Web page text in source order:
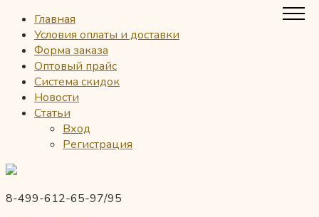
Главная
Условия оплаты и доставки
Форма заказа
Оптовый прайс
Система скидок
Новости
Статьи
Вход
Регистрация
8-499-612-65-97/95